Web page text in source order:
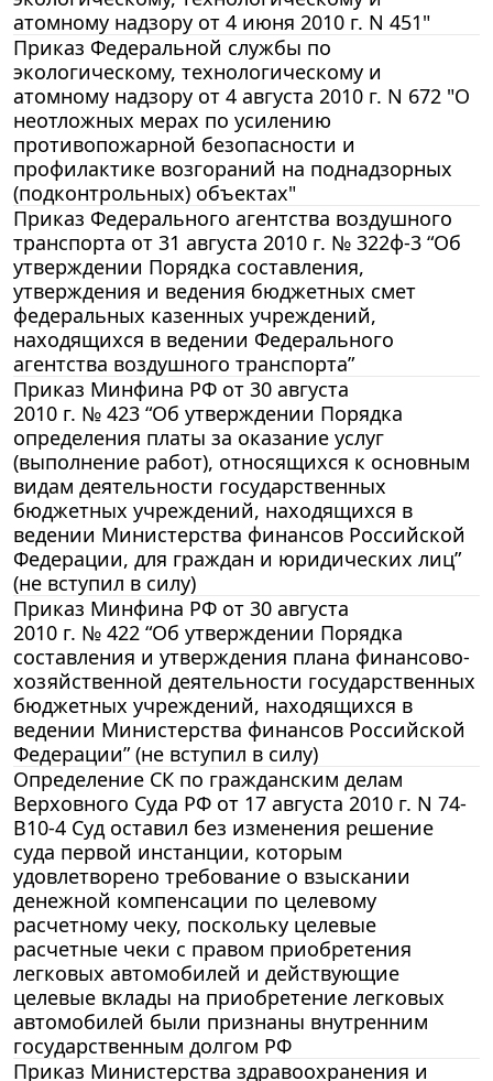
атомному надзору от 4 июня 2010 г. N 451"
Приказ Федеральной службы по
экологическому, технологическому и
атомному надзору от 4 августа 2010 г. N 672 "О
неотложных мерах по усилению
противопожарной безопасности и
профилактике возгораний на поднадзорных
(подконтрольных) объектах"
Приказ Федерального агентства воздушного
транспорта от 31 августа 2010 г. № 322ф-3 “Об
утверждении Порядка составления,
утверждения и ведения бюджетных смет
федеральных казенных учреждений,
находящихся в ведении Федерального
агентства воздушного транспорта”
Приказ Минфина РФ от 30 августа
2010 г. № 423 “Об утверждении Порядка
определения платы за оказание услуг
(выполнение работ), относящихся к основным
видам деятельности государственных
бюджетных учреждений, находящихся в
ведении Министерства финансов Российской
Федерации, для граждан и юридических лиц”
(не вступил в силу)
Приказ Минфина РФ от 30 августа
2010 г. № 422 “Об утверждении Порядка
составления и утверждения плана финансово-
хозяйственной деятельности государственных
бюджетных учреждений, находящихся в
ведении Министерства финансов Российской
Федерации” (не вступил в силу)
Определение СК по гражданским делам
Верховного Суда РФ от 17 августа 2010 г. N 74-
В10-4 Суд оставил без изменения решение
суда первой инстанции, которым
удовлетворено требование о взыскании
денежной компенсации по целевому
расчетному чеку, поскольку целевые
расчетные чеки с правом приобретения
легковых автомобилей и действующие
целевые вклады на приобретение легковых
автомобилей были признаны внутренним
государственным долгом РФ
Приказ Министерства здравоохранения и